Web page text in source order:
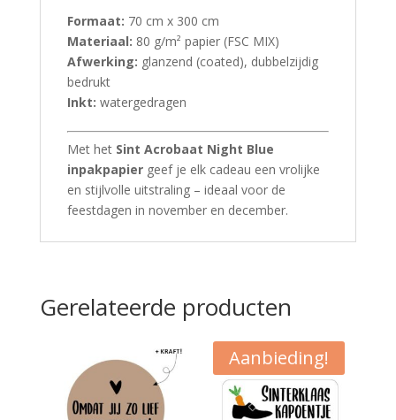
Formaat: 70 cm x 300 cm
Materiaal: 80 g/m² papier (FSC MIX)
Afwerking: glanzend (coated), dubbelzijdig
bedrukt
Inkt: watergedragen
Met het Sint Acrobaat Night Blue
inpakpapiergeef je elk cadeau een vrolijke
en stijlvolle uitstraling – ideaal voor de
feestdagen in november en december.
Gerelateerde producten
Aanbieding!